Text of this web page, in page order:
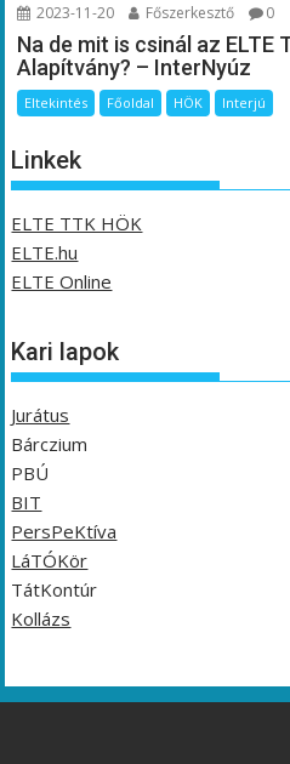
2023-11-20 Főszerkesztő 0
Na de mit is csinál az ELTE
Alapítvány? – InterNyúz
Eltekintés Főoldal HÖK Interjú
Linkek
ELTE TTK HÖK
ELTE.hu
ELTE Online
Kari lapok
Jurátus
Bárczium
PBÚ
BIT
PersPeKtíva
LáTÓKör
TátKontúr
Kollázs